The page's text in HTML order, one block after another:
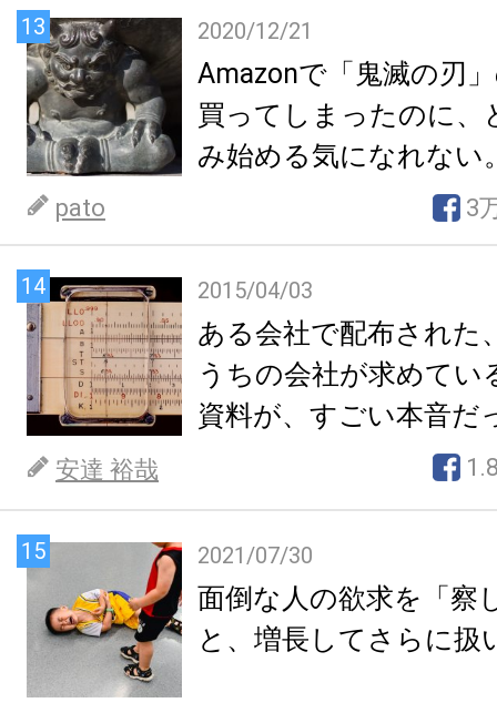
13 2020/12/21
Amazonで「鬼滅の刃
買ってしまったのに、
み始める気になれない
pato 3
14 2015/04/03
ある会社で配布された
うちの会社が求めてい
資料が、すごい本音だ
安達 裕哉
15 2021/07/30
面倒な人の欲求を「察
と、増長してさらに扱